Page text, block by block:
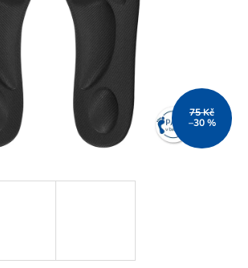
75 Kč
–30 %